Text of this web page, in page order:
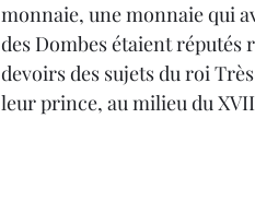
monnaie, une monnaie qui
des Dombes étaient
devoirs des sujets du roi
leur prince, au milieu du